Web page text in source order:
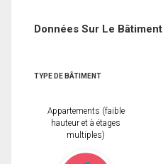
Données Sur Le Bâtiment
TYPE DE BÂTIMENT
Appartements (faible
hauteur et à étages
multiples)